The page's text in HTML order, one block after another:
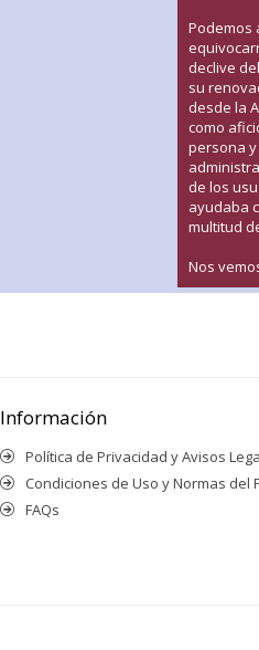
Podemos
declive
su
desde la
como
persona y
de los
ayudaba
multitud
Nos
Información
Política de Privacidad y Avisos
Condiciones de Uso y Normas del
FAQs